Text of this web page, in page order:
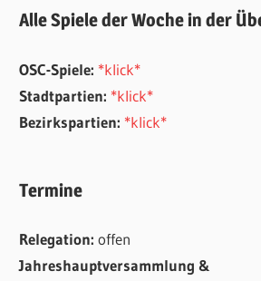
Alle Spiele der Woche in der
OSC-Spiele: *klick*
Stadtpartien: *klick*
Bezirkspartien: *klick*
Termine
Relegation:offen
Jahreshauptversammlung &